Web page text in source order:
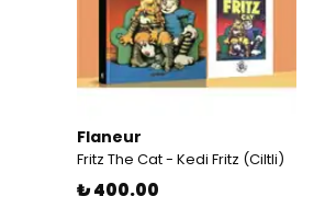
Flaneur
Fritz The Cat - Kedi Fritz (Ciltli)
₺ 400.00